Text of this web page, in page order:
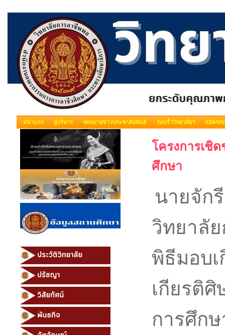
หน้าแรก ผู้บริหาร จดหมายข่าวประชาสัมพันธ์ รอบรั้ววิทยาลัยฯ สมัครส
โครงการเชิ
ศึกษา
นายจัก
วิทยาลั
พิธีมอบ
เกียรติ
การศึก